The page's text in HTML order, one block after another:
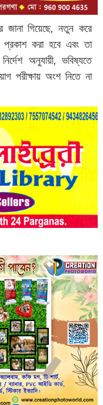
জানা গিয়েছে, নতুন করে
প্রকাশ করা হবে এবং তা
অনুযায়ী, ভবিষ্যতে
পরীক্ষায় অংশ নিতে না